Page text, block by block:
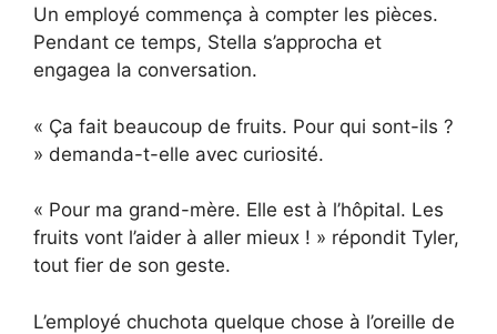
Un employé commença à compter les pièces.
Pendant ce temps, Stella s’approcha et
engagea la conversation.
« Ça fait beaucoup de fruits. Pour qui sont-ils ?
» demanda-t-elle avec curiosité.
« Pour ma grand-mère. Elle est à l’hôpital. Les
fruits vont l’aider à aller mieux ! » répondit Tyler,
tout fier de son geste.
L’employé chuchota quelque chose à l’oreille de